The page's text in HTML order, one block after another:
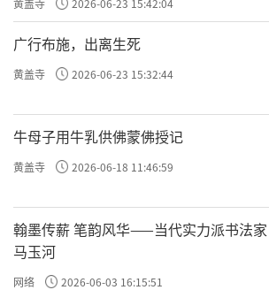
广行布施，出离生死
黄盖寺 2026-06-23 15:32:44
牛母子用牛乳供佛蒙佛授记
黄盖寺 2026-06-18 11:46:59
翰墨传薪 笔韵风华——当代实力派书法家
马玉河
网络 2026-06-03 16:15:51